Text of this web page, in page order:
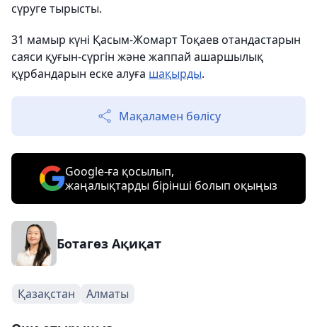
сүруге тырысты.
31 мамыр күні Қасым-Жомарт Тоқаев отандастарын
саяси қуғын-сүргін және жаппай ашаршылық
құрбандарын еске алуға шақырды.
Мақаламен бөлісу
Google-ға қосылып,
жаңалықтарды бірінші болып оқыңыз
Ботагөз Ақиқат
Қазақстан Алматы